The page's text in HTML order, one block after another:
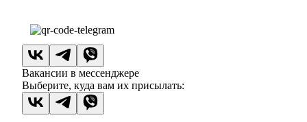
Вакансии в мессенджере
Выберите, куда вам их присылать: